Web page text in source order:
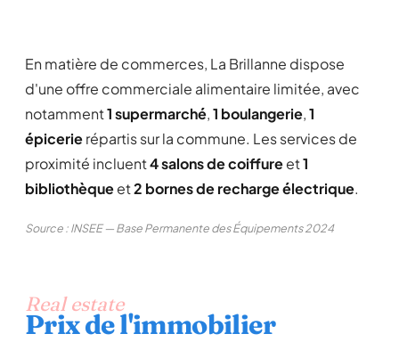
En matière de commerces, La Brillanne dispose
d'une offre commerciale alimentaire limitée, avec
notamment1 supermarché,1 boulangerie,1
épicerierépartis sur la commune. Les services de
proximité incluent4 salons de coiffureet1
bibliothèqueet2 bornes de recharge électrique.
Source : INSEE — Base Permanente des Équipements 2024
Real estate
Prix de l'immobilier